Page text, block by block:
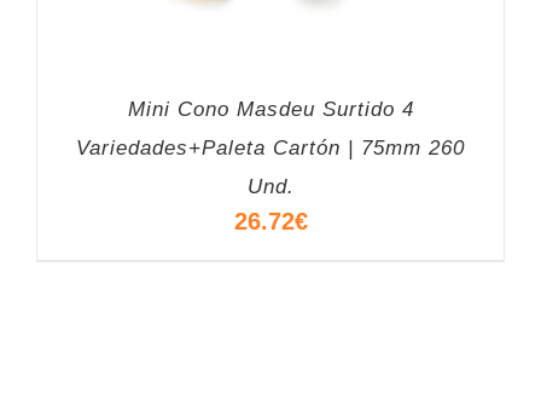
Mini Cono Masdeu Surtido 4
Variedades+Paleta Cartón | 75mm 260
Und.
26.72€